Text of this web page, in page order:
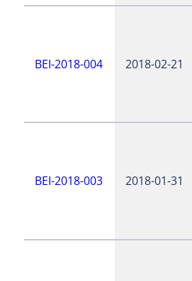
BEI-2018-004 2018-02-21
BEI-2018-003 2018-01-31